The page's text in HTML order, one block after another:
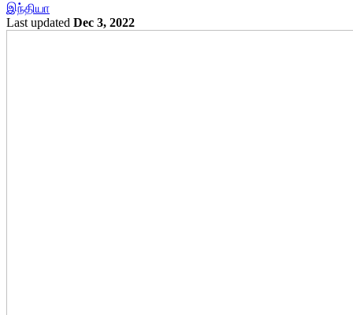
இந்தியா
Last updated Dec 3, 2022